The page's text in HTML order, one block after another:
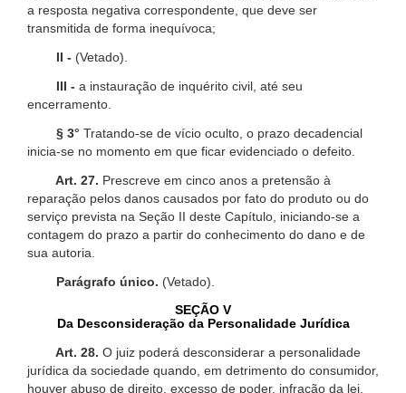
a resposta negativa correspondente, que deve ser
transmitida de forma inequívoca;
II - (Vetado).
III - a instauração de inquérito civil, até seu
encerramento.
§ 3° Tratando-se de vício oculto, o prazo decadencial
inicia-se no momento em que ficar evidenciado o defeito.
Art. 27. Prescreve em cinco anos a pretensão à
reparação pelos danos causados por fato do produto ou do
serviço prevista na Seção II deste Capítulo, iniciando-se a
contagem do prazo a partir do conhecimento do dano e de
sua autoria.
Parágrafo único. (Vetado).
SEÇÃO V
Da Desconsideração da Personalidade Jurídica
Art. 28. O juiz poderá desconsiderar a personalidade
jurídica da sociedade quando, em detrimento do consumidor,
houver abuso de direito, excesso de poder, infração da lei,